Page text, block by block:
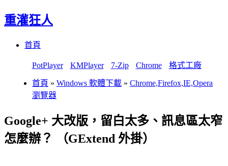
重灌狂人
首頁
PotPlayer KMPlayer 7-Zip Chrome 格式工廠
首頁 » Windows 軟體下載 » Chrome,Firefox,IE,Opera
瀏覽器
Google+ 大改版，留白太多、訊息區太窄
怎麼辦？ （GExtend 外掛）